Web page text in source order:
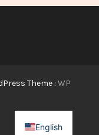
Theme : WP
English